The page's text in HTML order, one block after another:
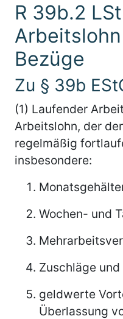
R 39b.2
Bezüge
Zu § 39b
(1) Laufender
Arbeitslohn, der
regelmäßig
insbesondere:
Wochen- und
Zuschläge und
geldwerte
Überlassung